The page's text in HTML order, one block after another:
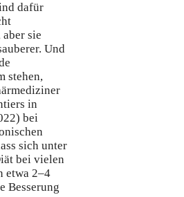
dafür
aber sie
Und
stehen,
in
bei
sich unter
bei vielen
etwa 2–4
Besserung